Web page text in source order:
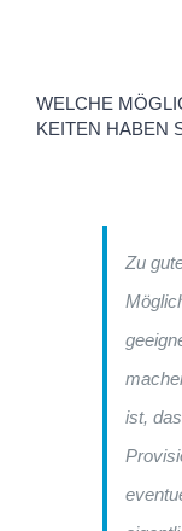
WELCHE
KEITEN HABEN
Zu
ist,